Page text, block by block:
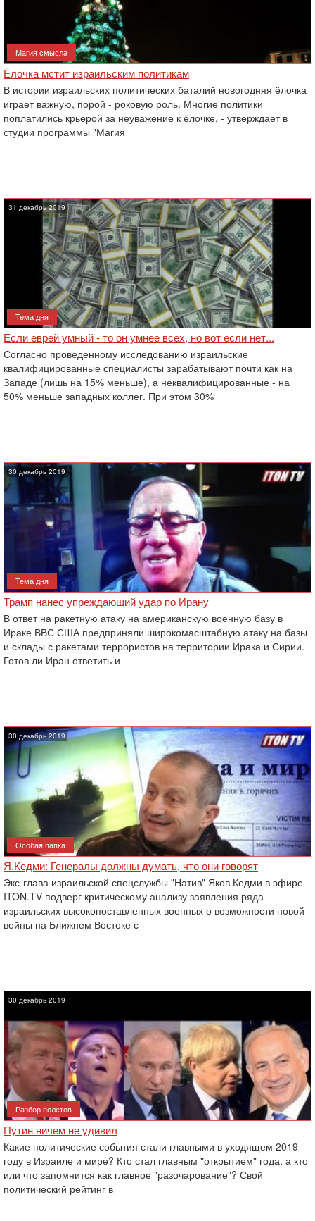
Магия смысла
Ёлочка мстит израильским политикам
В истории израильских политических баталий новогодняя ёлочка
играет важную, порой - роковую роль. Многие политики
поплатились крьерой за неуважение к ёлочке, - утверждает в
студии программы "Магия
31 декабрь 2019
Тема дня
Если еврей умный - то он умнее всех, но вот если нет...
Согласно проведенному исследованию израильские
квалифицированные специалисты зарабатывают почти как на
Западе (лишь на 15% меньше), а неквалифицированные - на
50% меньше западных коллег. При этом 30%
30 декабрь 2019
Тема дня
Трамп нанес упреждающий удар по Ирану
В ответ на ракетную атаку на американскую военную базу в
Ираке ВВС США предприняли широкомасштабную атаку на базы
и склады с ракетами террористов на территории Ирака и Сирии.
Готов ли Иран ответить и
30 декабрь 2019
Особая папка
Я.Кедми: Генералы должны думать, что они говорят
Экс-глава израильской спецслужбы "Натив" Яков Кедми в эфире
ITON.TV подверг критическому анализу заявления ряда
израильских высокопоставленных военных о возможности новой
войны на Ближнем Востоке с
30 декабрь 2019
Разбор полетов
Путин ничем не удивил
Какие политические события стали главными в уходящем 2019
году в Израиле и мире? Кто стал главным "открытием" года, а кто
или что запомнится как главное "разочарование"? Свой
политический рейтинг в